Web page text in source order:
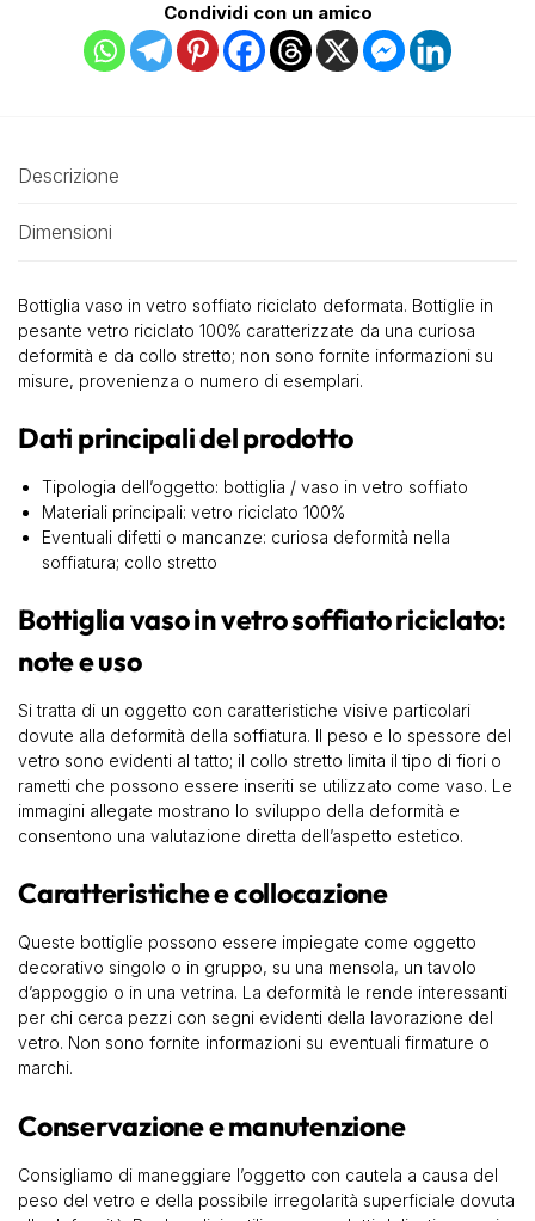
Condividi con un amico
Descrizione
Dimensioni
Bottiglia vaso in vetro soffiato riciclato deformata. Bottiglie in
pesante vetro riciclato 100% caratterizzate da una curiosa
deformità e da collo stretto; non sono fornite informazioni su
misure, provenienza o numero di esemplari.
Dati principali del prodotto
Tipologia dell’oggetto: bottiglia / vaso in vetro soffiato
Materiali principali: vetro riciclato 100%
Eventuali difetti o mancanze: curiosa deformità nella
soffiatura; collo stretto
Bottiglia vaso in vetro soffiato riciclato:
note e uso
Si tratta di un oggetto con caratteristiche visive particolari
dovute alla deformità della soffiatura. Il peso e lo spessore del
vetro sono evidenti al tatto; il collo stretto limita il tipo di fiori o
rametti che possono essere inseriti se utilizzato come vaso. Le
immagini allegate mostrano lo sviluppo della deformità e
consentono una valutazione diretta dell’aspetto estetico.
Caratteristiche e collocazione
Queste bottiglie possono essere impiegate come oggetto
decorativo singolo o in gruppo, su una mensola, un tavolo
d’appoggio o in una vetrina. La deformità le rende interessanti
per chi cerca pezzi con segni evidenti della lavorazione del
vetro. Non sono fornite informazioni su eventuali firmature o
marchi.
Conservazione e manutenzione
Consigliamo di maneggiare l’oggetto con cautela a causa del
peso del vetro e della possibile irregolarità superficiale dovuta